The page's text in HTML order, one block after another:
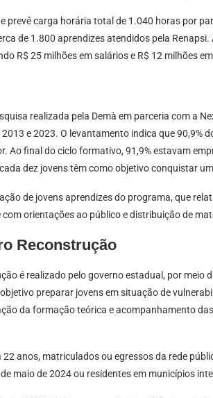
prevê carga horária total de 1.040 horas por
de 1.800 aprendizes atendidos pela
R$ 25 milhões em salários e R$ 12 milhões
realizada pela Demà em parceria com a
e 2023. O levantamento indica que 90,9%
Ao final do ciclo formativo, 91,9% estavam
dez jovens têm como objetivo conquistar
de jovens aprendizes do programa, que
orientações ao público e distribuição de
Reconstrução
é realizado pelo governo estadual, por meio
preparar jovens em situação de
da formação teórica e acompanhamento
anos, matriculados ou egressos da rede
maio de 2024 ou residentes em municípios